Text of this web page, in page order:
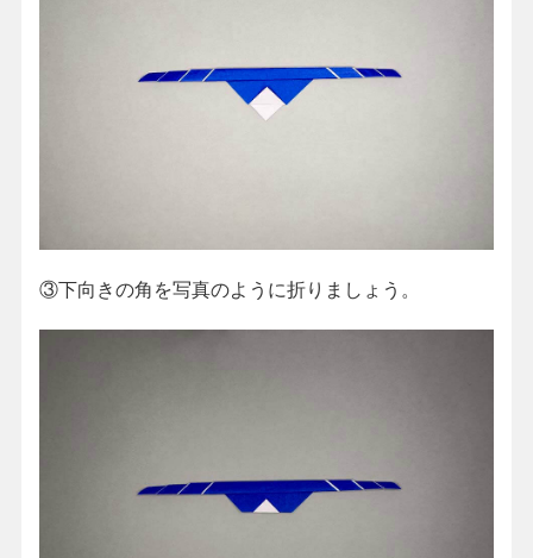
③下向きの角を写真のように折りましょう。